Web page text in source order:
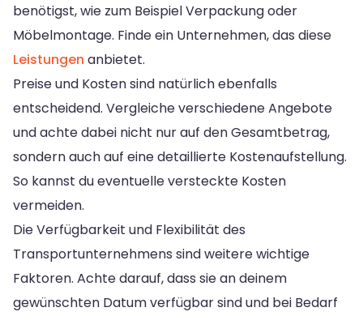
benötigst, wie zum Beispiel Verpackung oder
Möbelmontage. Finde ein Unternehmen, das diese
Leistungen anbietet.
Preise und Kosten sind natürlich ebenfalls
entscheidend. Vergleiche verschiedene Angebote
und achte dabei nicht nur auf den Gesamtbetrag,
sondern auch auf eine detaillierte Kostenaufstellung.
So kannst du eventuelle versteckte Kosten
vermeiden.
Die Verfügbarkeit und Flexibilität des
Transportunternehmens sind weitere wichtige
Faktoren. Achte darauf, dass sie an deinem
gewünschten Datum verfügbar sind und bei Bedarf